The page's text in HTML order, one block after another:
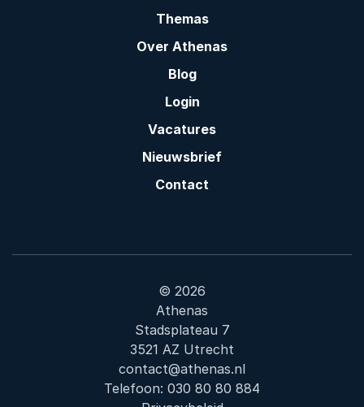
Themas
Over Athenas
Blog
Login
Vacatures
Nieuwsbrief
Contact
© 2026
Athenas
Stadsplateau 7
3521 AZ Utrecht
contact@athenas.nl
Telefoon: 030 80 80 884